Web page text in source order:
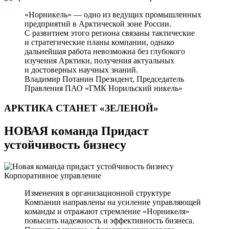
«Норникель» — одно из ведущих промышленных
предприятий в Арктической зоне России.
С развитием этого региона связаны тактические
и стратегические планы компании, однако
дальнейшая работа невозможна без глубокого
изучения Арктики, получения актуальных
и достоверных научных знаний.
Владимир Потанин Президент, Председатель
Правления ПАО «ГМК Норильский никель»
АРКТИКА СТАНЕТ «ЗЕЛЕНОЙ»
НОВАЯ команда Придаст
устойчивость бизнесу
Корпоративное управление
Изменения в организационной структуре
Компании направлены на усиление управляющей
команды и отражают стремление «Норникеля»
повысить надежность и эффективность бизнеса.